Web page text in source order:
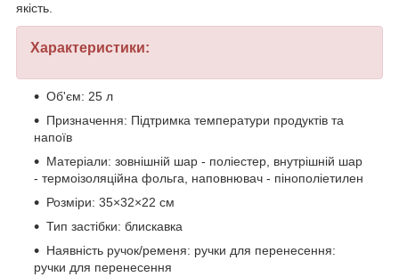
якість.
Характеристики:
Об'єм: 25 л
Призначення: Підтримка температури продуктів та
напоїв
Матеріали: зовнішній шар - поліестер, внутрішній шар
- термоізоляційна фольга, наповнювач - пінополіетилен
Розміри: 35×32×22 см
Тип застібки: блискавка
Наявність ручок/ременя: ручки для перенесення:
ручки для перенесення